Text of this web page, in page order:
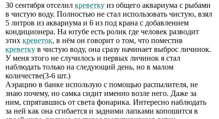
30 сентября отселил креветку из общего аквариума с рыбами
в чистую воду. Полностью не стал использовать чистую, взял
5 литров из аквариума и 6 из под крана с добавлением
кондиционера. На ютубе есть ролик где человек разводит
этих креветок, в нём он говорит о том, что поместив
креветку в чистую воду, она сразу начинает выброс личинок.
У меня этого не случилось и первых личинок я стал
наблюдать только на следующий день, но в малом
количестве(3-6 шт.)
Аэрацию в банке использую с помощью распылителя, не
знаю почему, но самка сидит именно возле него. Даже за
ним, спрятавшись от света фонарика. Интересно наблюдать
за ней как она сгибается и задними лапками копошится в